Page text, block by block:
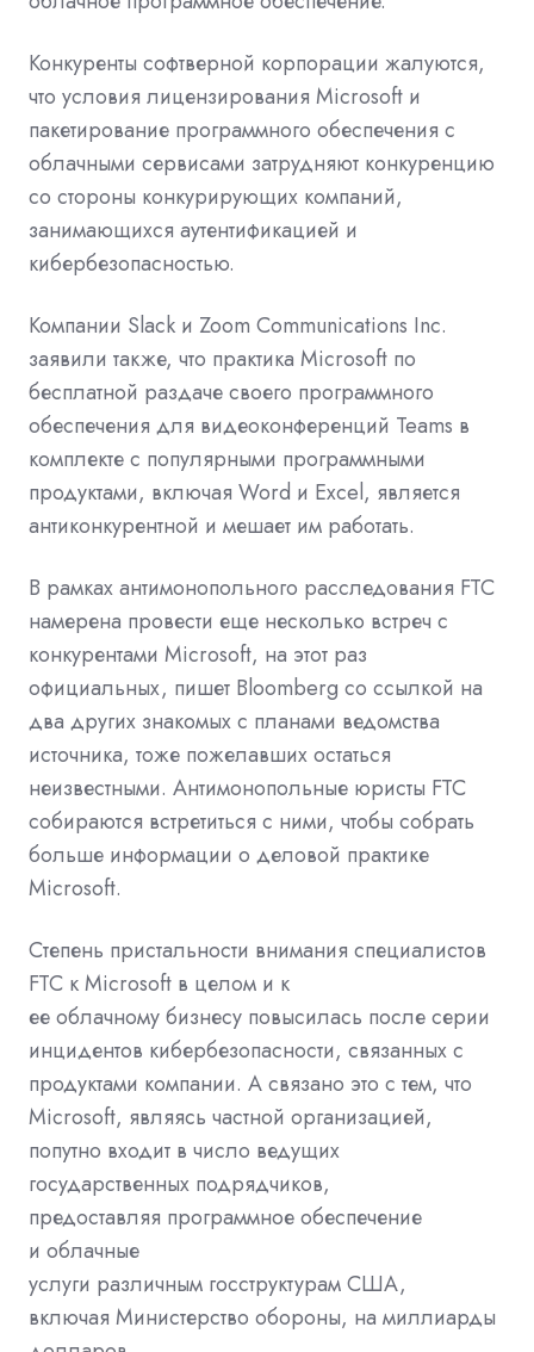
Конкуренты софтверной корпорации жалуются,
что условия лицензирования Microsoft и
пакетирование программного обеспечения с
облачными сервисами затрудняют конкуренцию
со стороны конкурирующих компаний,
занимающихся аутентификацией и
кибербезопасностью.
Компании Slack и Zoom Communications Inc.
заявили также, что практика Microsoft по
бесплатной раздаче своего программного
обеспечения для видеоконференций Teams в
комплекте с популярными программными
продуктами, включая Word и Excel, является
антиконкурентной и мешает им работать.
В рамках антимонопольного расследования FTC
намерена провести еще несколько встреч с
конкурентами Microsoft, на этот раз
официальных, пишет Bloomberg со ссылкой на
два других знакомых с планами ведомства
источника, тоже пожелавших остаться
неизвестными. Антимонопольные юристы FTC
собираются встретиться с ними, чтобы собрать
больше информации о деловой практике
Microsoft.
Степень пристальности внимания специалистов
FTC к Microsoft в целом и к
ееоблачномубизнесу повысилась после серии
инцидентов кибербезопасности, связанных с
продуктами компании. А связано это с тем, что
Microsoft, являясь частной организацией,
попутно входит в число ведущих
государственных подрядчиков,
предоставляя программное обеспечение
и облачные
услуги различным госструктурамСША,
включая Министерство обороны, на миллиарды